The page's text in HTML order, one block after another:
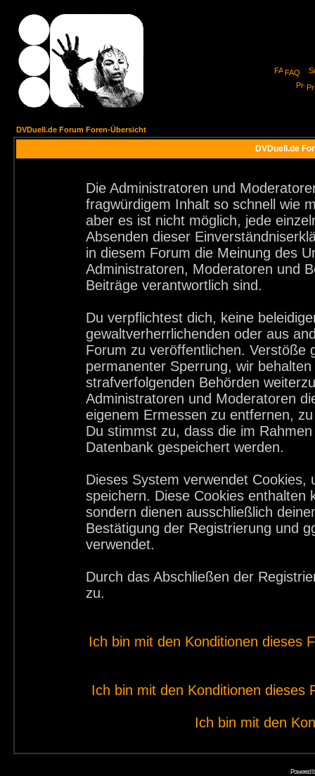
FAQ
DVDuell.de Forum Foren-Übersicht
DVDuell.de
Die Administratoren und
fragwürdigem Inhalt so schnell wie
aber es ist nicht möglich, jede
Absenden dieser
in diesem Forum die Meinung des
Administratoren, Moderatoren und
Beiträge verantwortlich sind.
Du verpflichtest dich, keine
gewaltverherrlichenden oder aus
Forum zu veröffentlichen. Verstöße
permanenter Sperrung, wir
strafverfolgenden Behörden
Administratoren und Moderatoren
eigenem Ermessen zu entfernen,
Du stimmst zu, dass die im
Datenbank gespeichert werden.
Dieses System verwendet
speichern. Diese Cookies enthalten
sondern dienen ausschließlich
Bestätigung der Registrierung und
verwendet.
Durch das Abschließen der
zu.
Ich bin mit den Konditionen dieses
Ich bin mit den Konditionen dieses
Ich bin mit den
Powered